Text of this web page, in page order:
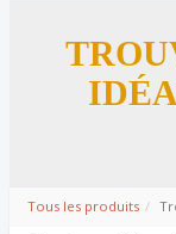
Tous les produits